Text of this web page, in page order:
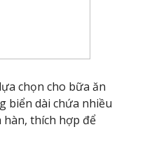
chọn cho bữa ăn
biển dài chứa nhiều
thích hợp để